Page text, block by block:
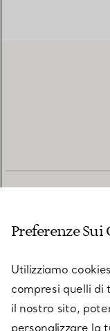
SU TIFFANY & CO.
Preferenze Sui
Utilizziamo
compresi quelli
il nostro sito,
personalizzare la